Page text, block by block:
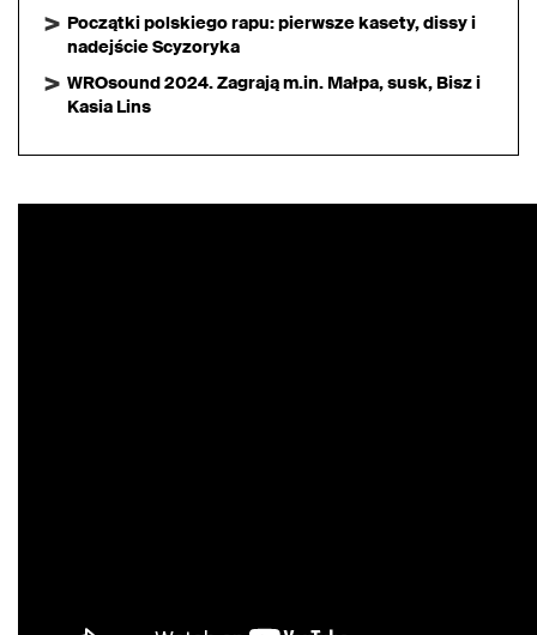
Początki polskiego rapu: pierwsze kasety, dissy i
nadejście Scyzoryka
WROsound 2024. Zagrają m.in. Małpa, susk, Bisz i
Kasia Lins